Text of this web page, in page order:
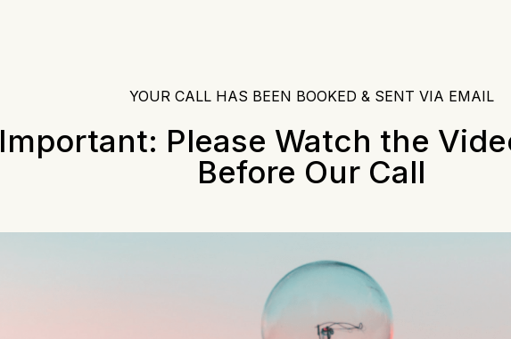
YOUR CALL HAS BEEN BOOKED & SENT VIA EMAIL
Important: Please Watch the
Before Our Call